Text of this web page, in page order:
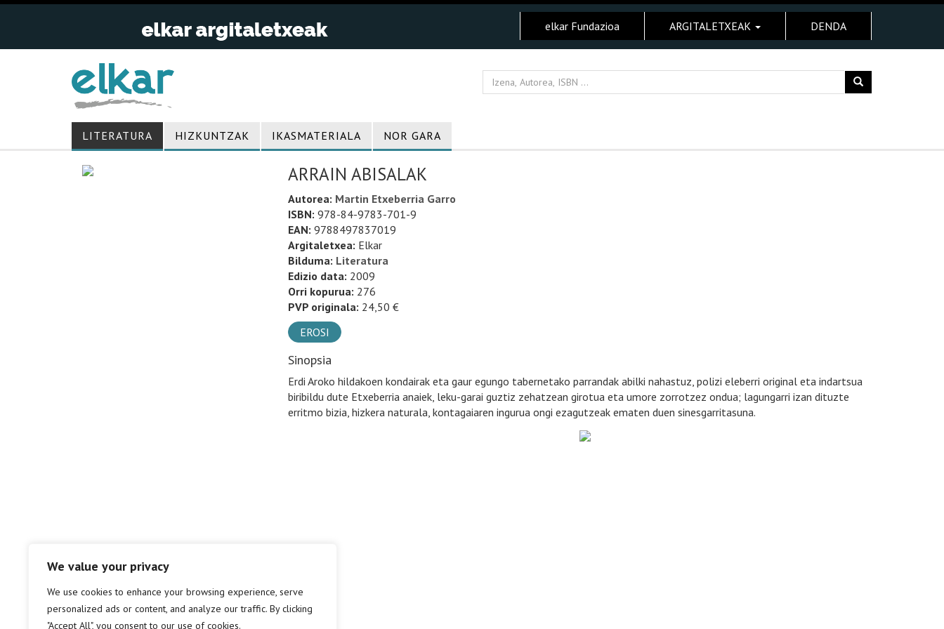
We value your privacy
We use cookies to enhance your browsing experience, serve
personalized ads or content, and analyze our traffic. By clicking
"Accept All", you consent to our use of cookies.
elkar Fundazioa ARGITALETXEAK DENDA
LITERATURA HIZKUNTZAK IKASMATERIALA NOR GARA
ARRAIN ABISALAK
Autorea: Martin Etxeberria Garro
ISBN: 978-84-9783-701-9
EAN: 9788497837019
Argitaletxea: Elkar
Bilduma: Literatura
Edizio data: 2009
Orri kopurua: 276
PVP originala: 24,50 €
EROSI
Sinopsia
Erdi Aroko hildakoen kondairak eta gaur egungo tabernetako parrandak abilki nahastuz, polizi eleberri original eta indartsua
biribildu dute Etxeberria anaiek, leku-garai guztiz zehatzean girotua eta umore zorrotzez ondua; lagungarri izan dituzte
erritmo bizia, hizkera naturala, kontagaiaren ingurua ongi ezagutzeak ematen duen sinesgarritasuna.